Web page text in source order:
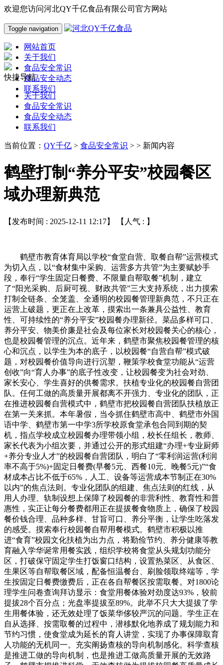
欢迎您访问河北QY千亿食品有限公司官方网站
Toggle navigation
网站首页
关于我们
食品安全常识
食品安全动态
联系我们
快捷导航
关于我们
食品安全常识
食品安全动态
联系我们
当前位置： QY千亿 > 食品安全常识 > > 新闻内容
鹤壁打制“养分平安”校园餐区
域办理新典范
【发布时间 : 2025-12-11 12:17】 【人气 : 】
鹤壁市教育体育局以学校“食堂自营、取餐自帮”运营模式
为切入点，以“食材集中采购、运营多方共管”为主要赋妙手
段，奉行“学生固定日餐费、不限量自帮取餐”机制，建立
了“阳光采购、后厨可视、财政共管”三大支持系统，出力摸索
打制全链条、全笼盖、全通明的校园餐管理新典范，不只正在
运营上破题，更正在上改革，摸索出一条兼具公益性、教育
性、可持续性的“养分平安”校园餐办理新径。菜品多样可口、
养分平安、物美价廉是社会及每位家长对校园餐关心的核心，
也是校园餐管理的沉点。近年来，鹤壁市聚焦校园餐管理的核
心和沉点，以学生为本的底子，以校园餐“自营自帮”模式破
题，对校园餐价值导向进行沉塑，鞭策学校食堂功能从“运营
创收”向“育人办事”的底子性改变，让校园餐变为社会对劲、
家长安心、学生喜好的供餐需求。扶植专业化的校园餐自营团
队。任何工做的高质量开展都离不开强力、专业化的团队，正
在推进校园餐自营模式中，鹤壁市把校园餐自营团队扶植放正
在第一关来抓。本年暑假，当令抓住鹤壁市高中、鹤壁市外国
语中学、鹤壁市第一中学3所学校原食堂承包合同到期的契
机，指点学校成立校园餐办理带领小组，校长任组长，教师、
家长代表为小组次要，并通过公开的形式组建“办理+专业厨师
+养分专业人才”的校园餐自营团队，明白了“零利润运营(利润
率不高于5%)+固定日餐费(早餐5元、西餐10元、晚餐5元)”“食
材成本占比不低于65%，人工、设备等运营成本节制正在30%
以内”的焦点法则。专业化团队的组建、焦点法则的红线，从
用人办理、轨制设想上保障了校园餐的非营利性、教育性和普
惠性，实正让每分餐费都用正在提拔餐食物质上，确保了校园
餐价钱合理、品种多样、甘旨可口、养分平衡，让学生吃落发
的感受。摸索奉行校园餐自帮用餐模式。鹤壁市积极以推
进“食育”校园文化扶植为出力点，将勤俭节约、养分健康等教
育融入学华诞常用餐实践，组织学校将食堂从头规划功能分
区，打破保守固定学生打饭窗口结构，设置热菜区、从食区、
生果区等自帮取餐区域，配备恒温餐台、刷脸领取终端等，学
生按固定日餐费缴费后，正在各自帮餐区按需取餐。对1800论
理学生问卷查询拜访显示：食堂用餐体验对劲度达93%，较前
提拔28个百分点；光盘率提拔至89%。此举不只大大提拔了学
生用餐体验，还无效处理了饭菜华侈较严沉的问题。学生正在
自从选择、按需取餐的过程中，潜移默化地养成了规划能力和
节约习惯，使食堂成为延长的育人讲堂，实现了办事保障取育
人功能的无机同一。充实阐扬查核的导向机制感化。科学查核
是推进工做的导向机制，也是推进工做高质量开展的无效路